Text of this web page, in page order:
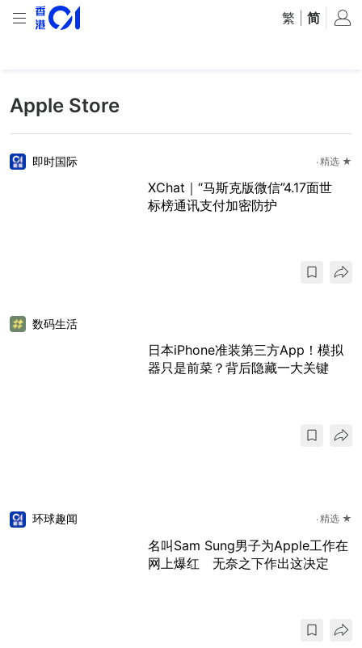
繁 简
Apple Store
即时国际 精选 ★
XChat｜“马斯克版微信”4.17面世
标榜通讯支付加密防护
数码生活
日本iPhone准装第三方App！模拟
器只是前菜？背后隐藏一大关键
环球趣闻 精选 ★
名叫Sam Sung男子为Apple工作在
网上爆红 无奈之下作出这决定